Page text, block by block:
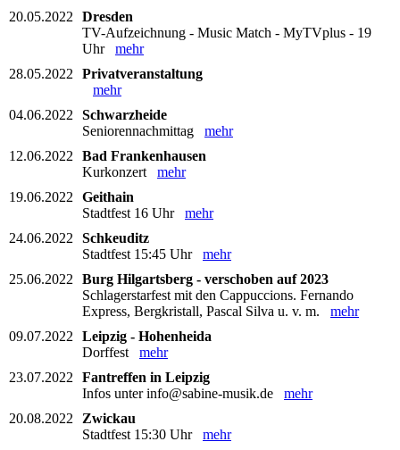
20.05.2022
Dresden
TV-Aufzeichnung - Music Match - MyTVplus - 19
Uhr mehr
28.05.2022
Privatveranstaltung
mehr
04.06.2022
Schwarzheide
Seniorennachmittag mehr
12.06.2022
Bad Frankenhausen
Kurkonzert mehr
19.06.2022
Geithain
Stadtfest 16 Uhr mehr
24.06.2022
Schkeuditz
Stadtfest 15:45 Uhr mehr
25.06.2022
Burg Hilgartsberg - verschoben auf 2023
Schlagerstarfest mit den Cappuccions. Fernando
Express, Bergkristall, Pascal Silva u. v. m. mehr
09.07.2022
Leipzig - Hohenheida
Dorffest mehr
23.07.2022
Fantreffen in Leipzig
Infos unter info@sabine-musik.de mehr
20.08.2022
Zwickau
Stadtfest 15:30 Uhr mehr